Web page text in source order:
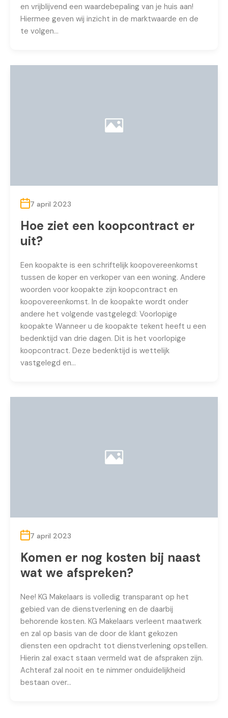
en vrijblijvend een waardebepaling van je huis aan!
Hiermee geven wij inzicht in de marktwaarde en de
te volgen…
7 april 2023
Hoe ziet een koopcontract er
uit?
Een koopakte is een schriftelijk koopovereenkomst
tussen de koper en verkoper van een woning. Andere
woorden voor koopakte zijn koopcontract en
koopovereenkomst. In de koopakte wordt onder
andere het volgende vastgelegd: Voorlopige
koopakte Wanneer u de koopakte tekent heeft u een
bedenktijd van drie dagen. Dit is het voorlopige
koopcontract. Deze bedenktijd is wettelijk
vastgelegd en…
7 april 2023
Komen er nog kosten bij naast
wat we afspreken?
Nee! KG Makelaars is volledig transparant op het
gebied van de dienstverlening en de daarbij
behorende kosten. KG Makelaars verleent maatwerk
en zal op basis van de door de klant gekozen
diensten een opdracht tot dienstverlening opstellen.
Hierin zal exact staan vermeld wat de afspraken zijn.
Achteraf zal nooit en te nimmer onduidelijkheid
bestaan over…